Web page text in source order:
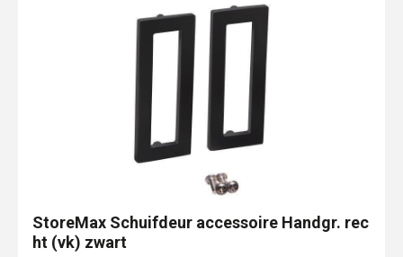
StoreMax Schuifdeur accessoire Handgr. rec
ht (vk) zwart